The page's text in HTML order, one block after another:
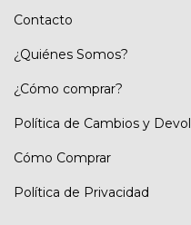
Contacto
¿Quiénes Somos?
¿Cómo comprar?
Política de Cambios y
Cómo Comprar
Política de Privacidad